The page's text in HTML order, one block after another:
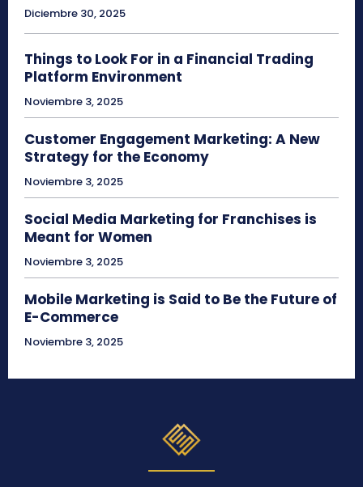
Diciembre 30, 2025
Things to Look For in a Financial Trading
Platform Environment
Noviembre 3, 2025
Customer Engagement Marketing: A New
Strategy for the Economy
Noviembre 3, 2025
Social Media Marketing for Franchises is
Meant for Women
Noviembre 3, 2025
Mobile Marketing is Said to Be the Future of
E-Commerce
Noviembre 3, 2025